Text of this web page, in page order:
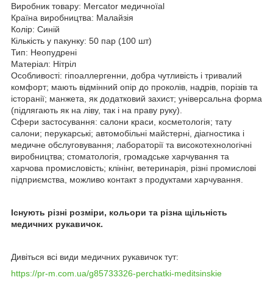
Виробник товару: Mercator медичноїal
Країна виробництва: Малайзія
Колір: Синій
Кількість у пакунку: 50 пар (100 шт)
Тип: Неопудрені
Матеріал: Нітріл
Особливості: гіпоаллергенни, добра чутливість і тривалий
комфорт; мають відмінний опір до проколів, надрів, порізів та
історанії; манжета, як додатковий захист; універсальна форма
(підлягають як на ліву, так і на праву руку).
Сфери застосування: салони краси, косметологія; тату
салони; перукарські; автомобільні майстерні, діагностика і
медичне обслуговування; лабораторії та високотехнологічні
виробництва; стоматологія, громадське харчування та
харчова промисловість; клінінг, ветеринарія, різні промислові
підприємства, можливо контакт з продуктами харчування.
Існують різні розміри, кольори та різна щільність
медичних рукавичок.
Дивіться всі види медичних рукавичок тут:
https://pr-m.com.ua/g85733326-perchatki-meditsinskie